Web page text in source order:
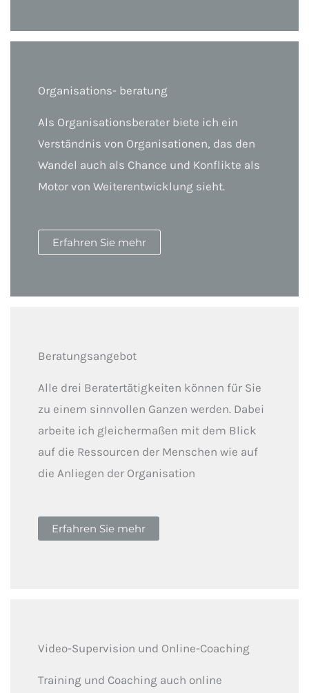
Organisations- beratung
Als Organisationsberater biete ich ein
Verständnis von Organisationen, das den
Wandel auch als Chance und Konflikte als
Motor von Weiterentwicklung sieht.
Erfahren Sie mehr
Video-Supervision und Online-Coaching
Training und Coaching auch online
Beratungsangebot
Alle drei Beratertätigkeiten können für Sie
zu einem sinnvollen Ganzen werden. Dabei
arbeite ich gleichermaßen mit dem Blick
auf die Ressourcen der Menschen wie auf
die Anliegen der Organisation
Erfahren Sie mehr